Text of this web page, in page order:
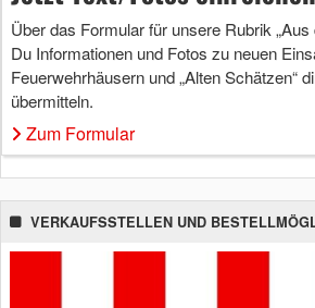
Über das Formular für unsere Rubrik
Du Informationen und Fotos zu neuen
Feuerwehrhäusern und „Alten Schätzen“
übermitteln.
Zum Formular
VERKAUFSSTELLEN UND